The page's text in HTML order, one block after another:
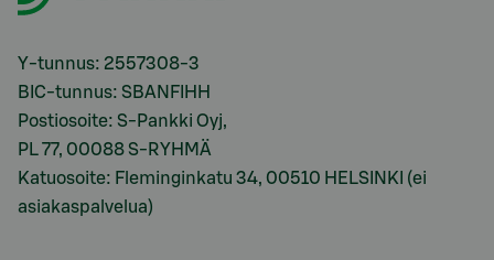
Y-tunnus: 2557308-3
BIC-tunnus: SBANFIHH
Postiosoite: S-Pankki Oyj,
PL 77, 00088 S-RYHMÄ
Katuosoite: Fleminginkatu 34, 00510 HELSINKI (ei
asiakaspalvelua)